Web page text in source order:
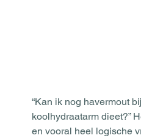
“Kan ik nog havermout
koolhydraatarm dieet?”
en vooral heel logische